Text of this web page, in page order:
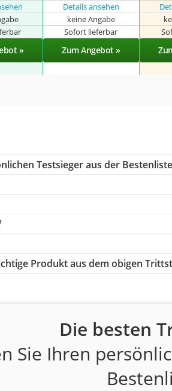
Details ansehen
keine Angabe
Sofort lieferbar
» Zum Angebot »
Testsieger aus der
Produkt aus dem obigen
Die besten
Sie Ihren